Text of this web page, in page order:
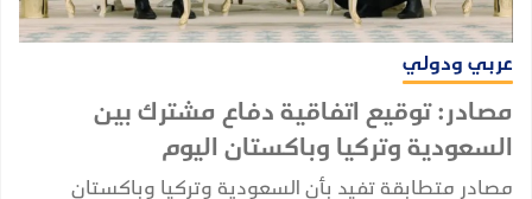
عربي ودولي
مصادر: توقيع اتفاقية دفاع مشترك بين
السعودية وتركيا وباكستان اليوم
مصادر متطابقة تفيد بأن السعودية وتركيا وباكستان